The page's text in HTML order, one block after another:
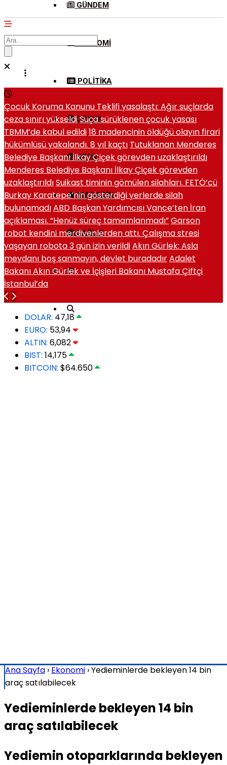
GÜNDEM
EKONOMI
POLITIKA
DÜNYA
SPOR
MAGAZIN
SAĞLIK
Çocuk Koruma Kanunu Teklifi yasalaştı: Ağır suçlarda
ceza sınırı yükseldiSuça sürüklenen çocuk yasası
TBMM’de kabul edildi18 madencinin öldüğü olayın firari
hükümlüsü yakalandı. 8 yıl kaçtı Tutuklanan Menderes
Belediye Başkanı İlkay Çiçek görevden uzaklaştırıldı
Menderes Belediye Başkanı İlkay Çiçek görevden
uzaklaştırıldıSuikast timinin gömülen silahları. FETÖ’cü
Burkay Karatepe’nin gösterdiği yerlerde silah
bulunamadıABD Başkan Yardımcısı Vance’ten İran
açıklaması. “Henüz süreç tamamlanmadı”Garson
robot kendini merdivenlerden attı. Çalışma stresi
yaşayan robota 3 gün izin verildiAkın Gürlek: Asla
meydanı boş sanmayın, devlet buradadırAdalet
Bakanı Akın Gürlek ve İçişleri Bakanı Mustafa Çiftçi
İstanbul’da
DOLAR: 47,18
EURO: 53,94
ALTIN: 6,082
BIST: 14,175
BITCOIN: $64.650
Ana Sayfa › Ekonomi ›Yedieminlerde bekleyen 14 bin
araç satılabilecek
Yedieminlerde bekleyen 14 bin
araç satılabilecek
Yediemin otoparklarında bekleyen